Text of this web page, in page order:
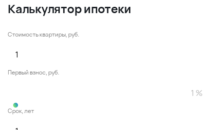
Калькулятор ипотеки
Стоимость квартиры, руб.
Первый взнос, руб.
Срок, лет